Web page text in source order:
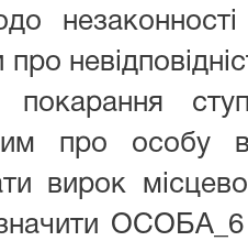
покарання
про особу
вирок
ОСОБА_6